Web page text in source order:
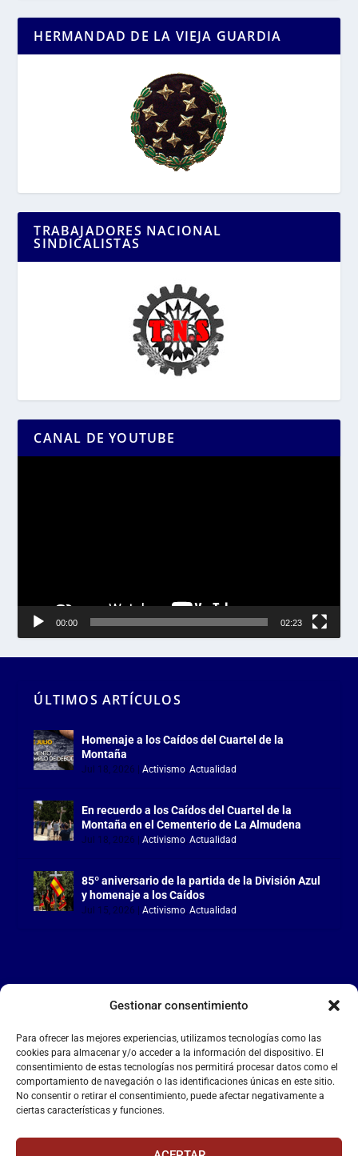
Gestionar consentimiento
Para ofrecer las mejores experiencias, utilizamos tecnologías como las
cookies para almacenar y/o acceder a la información del dispositivo. El
consentimiento de estas tecnologías nos permitirá procesar datos como el
comportamiento de navegación o las identificaciones únicas en este sitio.
No consentir o retirar el consentimiento, puede afectar negativamente a
ciertas características y funciones.
HERMANDAD DE LA VIEJA GUARDIA
TRABAJADORES NACIONAL
SINDICALISTAS
CANAL DE YOUTUBE
00:00 02:23
ÚLTIMOS ARTÍCULOS
Homenaje a los Caídos del Cuartel de la
Montaña
Jul 18, 2026 |Activismo ,Actualidad
En recuerdo a los Caídos del Cuartel de la
Montaña en el Cementerio de La Almudena
Jul 18, 2026 |Activismo ,Actualidad
85º aniversario de la partida de la División Azul
y homenaje a los Caídos
Jul 15, 2026 |Activismo ,Actualidad
LA FALANGE
Reproductor
de
vídeo